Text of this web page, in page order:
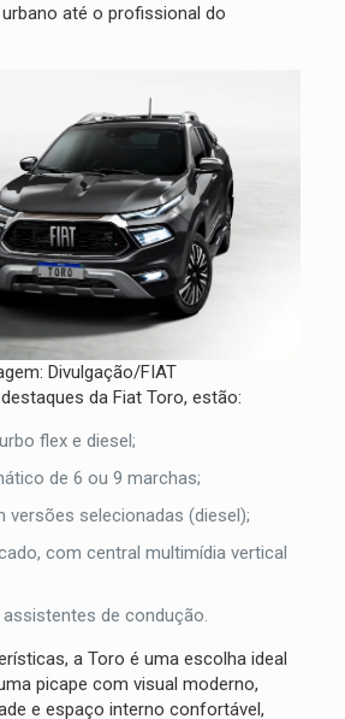
até o profissional do
Divulgação/FIAT
da Fiat Toro, estão:
flex e diesel;
de 6 ou 9 marchas;
versões selecionadas (diesel);
com central multimídia vertical
de condução.
a Toro é uma escolha ideal
picape com visual moderno,
e espaço interno confortável,